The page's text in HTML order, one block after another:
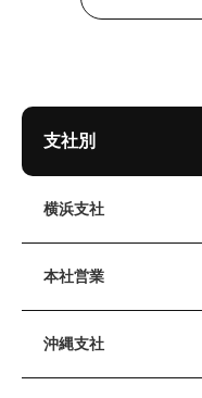
支社別
横浜支社
本社営業
沖縄支社